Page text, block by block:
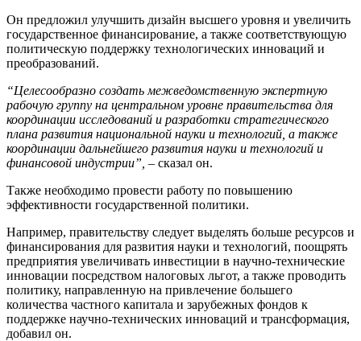
Он предложил улучшить дизайн высшего уровня и увеличить
государственное финансирование, а также соответствующую
политическую поддержку технологических инноваций и
преобразований.
“Целесообразно создать межведомственную экспертную
рабочую группу на центральном уровне правительства для
координации исследований и разработки стратегического
плана развития национальной науки и технологий, а также
координации дальнейшего развития науки и технологий и
финансовой индустрии”, – сказал он.
Также необходимо провести работу по повышению
эффективности государственной политики.
Например, правительству следует выделять больше ресурсов и
финансирования для развития науки и технологий, поощрять
предприятия увеличивать инвестиции в научно-технические
инновации посредством налоговых льгот, а также проводить
политику, направленную на привлечение большего
количества частного капитала и зарубежных фондов к
поддержке научно-технических инноваций и трансформация,
добавил он.